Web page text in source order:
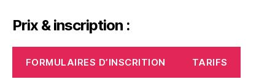
Prix & inscription :
FORMULAIRES D’INSCRITION TARIFS